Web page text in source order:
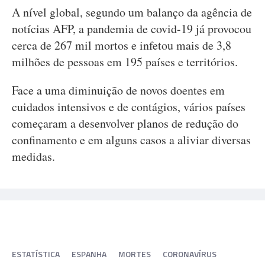
A nível global, segundo um balanço da agência de
notícias AFP, a pandemia de covid-19 já provocou
cerca de 267 mil mortos e infetou mais de 3,8
milhões de pessoas em 195 países e territórios.
Face a uma diminuição de novos doentes em
cuidados intensivos e de contágios, vários países
começaram a desenvolver planos de redução do
confinamento e em alguns casos a aliviar diversas
medidas.
ESTATÍSTICA ESPANHA MORTES
CORONAVÍRUS